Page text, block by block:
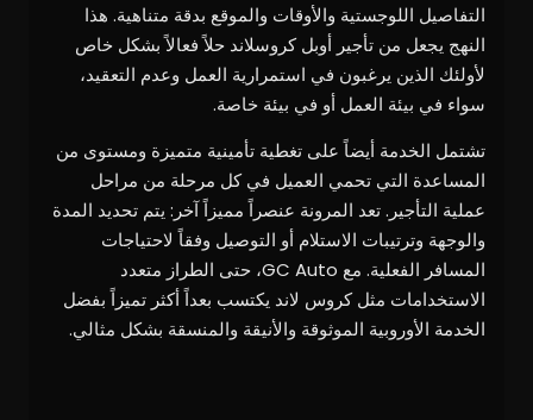
التفاصيل اللوجستية والأوقات والموقع بدقة متناهية. هذا
النهج يجعل من تأجير أوبل كروسلاند حلاً فعالاً بشكل خاص
لأولئك الذين يرغبون في استمرارية العمل وعدم التعقيد،
سواء في بيئة العمل أو في بيئة خاصة.
تشتمل الخدمة أيضاً على تغطية تأمينية متميزة ومستوى من
المساعدة التي تحمي العميل في كل مرحلة من مراحل
عملية التأجير. تعد المرونة عنصراً مميزاً آخر: يتم تحديد المدة
والوجهة وترتيبات الاستلام أو التوصيل وفقاً لاحتياجات
المسافر الفعلية. مع GC Auto، حتى الطراز متعدد
الاستخدامات مثل كروس لاند يكتسب بعداً أكثر تميزاً بفضل
الخدمة الأوروبية الموثوقة والأنيقة والمنسقة بشكل مثالي.